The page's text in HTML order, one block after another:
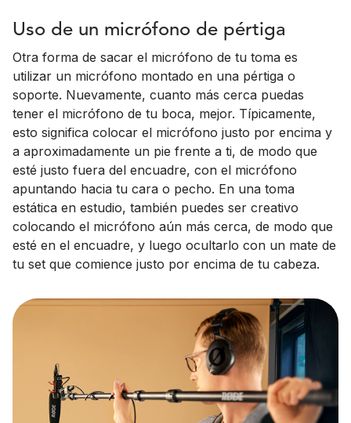
Uso de un micrófono de pértiga
Otra forma de sacar el micrófono de tu toma es
utilizar un micrófono montado en una pértiga o
soporte. Nuevamente, cuanto más cerca puedas
tener el micrófono de tu boca, mejor. Típicamente,
esto significa colocar el micrófono justo por encima y
a aproximadamente un pie frente a ti, de modo que
esté justo fuera del encuadre, con el micrófono
apuntando hacia tu cara o pecho. En una toma
estática en estudio, también puedes ser creativo
colocando el micrófono aún más cerca, de modo que
esté en el encuadre, y luego ocultarlo con un mate de
tu set que comience justo por encima de tu cabeza.